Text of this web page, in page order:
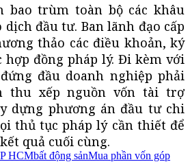
bao trùm toàn bộ các khâu
đầu tư. Ban lãnh đạo cấp
thảo các điều khoản, ký
hợp đồng pháp lý. Đi kèm với
đầu doanh nghiệp phải
thu xếp nguồn vốn tài trợ
dựng phương án đầu tư chi
thủ tục pháp lý cần thiết để
quả cuối cùng.
HCMbất động sảnMua phần vốn góp